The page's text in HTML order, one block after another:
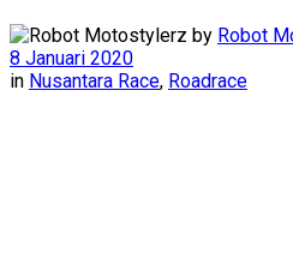
by Robot
8 Januari 2020
in Nusantara Race, Roadrace